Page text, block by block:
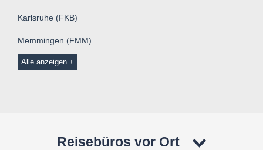
Karlsruhe (FKB)
Memmingen (FMM)
Alle anzeigen
Reisebüros vor Ort